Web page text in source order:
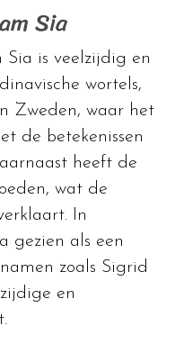
Sia
Sia is veelzijdig en
wortels,
Zweden, waar het
de betekenissen
heeft de
wat de
In
gezien als een
zoals Sigrid
en